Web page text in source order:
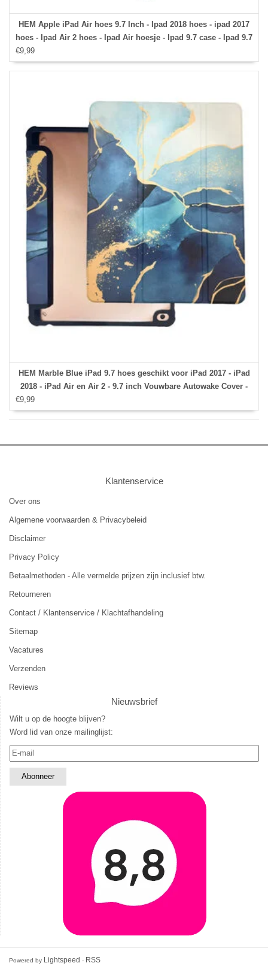
HEM Apple iPad Air hoes 9.7 Inch - Ipad 2018 hoes - ipad 2017
hoes - Ipad Air 2 hoes - Ipad Air hoesje - Ipad 9.7 case - Ipad 9.7
Autowake Draaibare Cover - Ipad hoes 2017/2018 - Donker
Blauw - Gehele draaibare bescherming voor Ipad
€9,99
HEM Marble Blue iPad 9.7 hoes geschikt voor iPad 2017 - iPad
2018 - iPad Air en Air 2 - 9.7 inch Vouwbare Autowake Cover -
iPad 2017 / 2018 / Air en Air 2 hoes - iPad 9.7 5/6 Hoes - Air en
Air 2 - 5/6e generatie hoes - Met Stylus opbergmogelijkheid
€9,99
Klantenservice
Over ons
Algemene voorwaarden & Privacybeleid
Disclaimer
Privacy Policy
Betaalmethoden - Alle vermelde prijzen zijn inclusief btw.
Retourneren
Contact / Klantenservice / Klachtafhandeling
Sitemap
Vacatures
Verzenden
Reviews
Nieuwsbrief
Wilt u op de hoogte blijven?
Word lid van onze mailinglijst:
Powered by Lightspeed - RSS